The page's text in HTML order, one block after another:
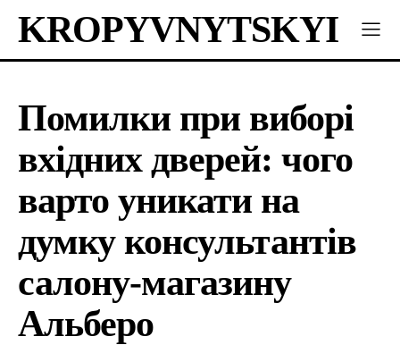
KROPYVNYTSKYI
Помилки при виборі
вхідних дверей: чого
варто уникати на
думку консультантів
салону-магазину
Альберо